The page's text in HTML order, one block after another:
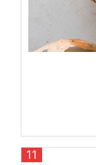
11